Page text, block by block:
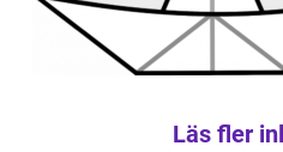
Läs fler